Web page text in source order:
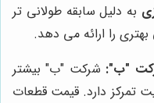
به دلیل سابقه طولانی تر
را ارائه می دهد.
"ب": شرکت "ب" بیشتر
تمرکز دارد. قیمت قطعات